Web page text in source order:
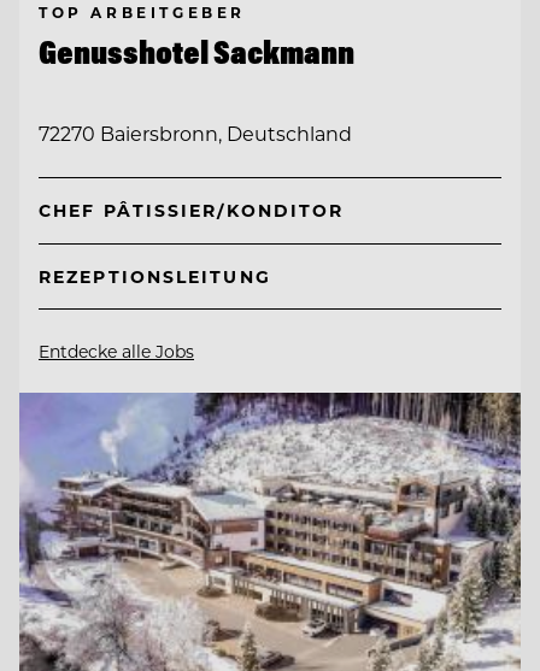
TOP ARBEITGEBER
Genusshotel Sackmann
72270 Baiersbronn, Deutschland
CHEF PÂTISSIER/KONDITOR
REZEPTIONSLEITUNG
Entdecke alle Jobs